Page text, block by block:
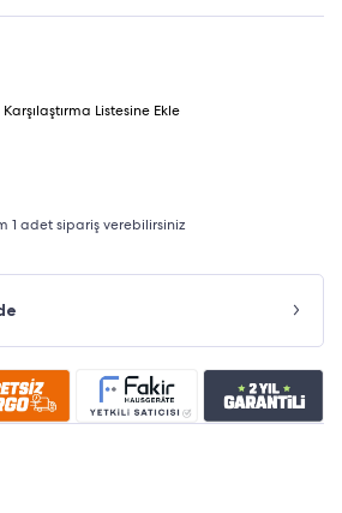
Karşılaştırma Listesine Ekle
1 adet sipariş verebilirsiniz